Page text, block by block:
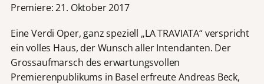
Premiere: 21. Oktober 2017
Eine Verdi Oper, ganz speziell „LA TRAVIATA“ verspricht
ein volles Haus, der Wunsch aller Intendanten. Der
Grossaufmarsch des erwartungsvollen
Premierenpublikums in Basel erfreute Andreas Beck,